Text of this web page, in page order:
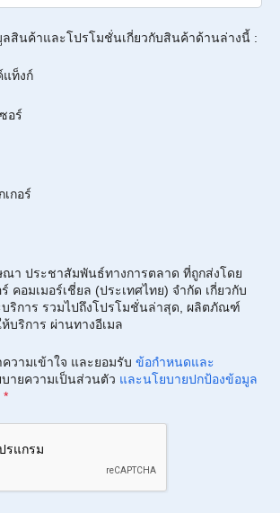
สินค้าและโปรโมชั่นเกี่ยวกับสินค้าด้านล่างนี้ :
แท็งก์
อร์
กอร์
า ประชาสัมพันธ์ทางการตลาด ที่ถูกส่งโดย
คอมเมอร์เชี่ยล (ประเทศไทย) จำกัด เกี่ยวกับ
ริการ รวมไปถึงโปรโมชั่นล่าสุด, ผลิตภัณฑ์
บริการ ผ่านทางอีเมล
วามเข้าใจ และยอมรับ ข้อกำหนดและ
ายความเป็นส่วนตัว และนโยบายปกป้องข้อมูล
*